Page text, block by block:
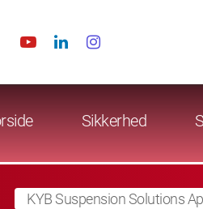
Sikkerhed
KYB Suspension Solutions